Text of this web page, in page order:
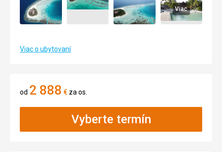
Viac
Viac o ubytovaní
od 2 888 € za os.
Vyberte termín